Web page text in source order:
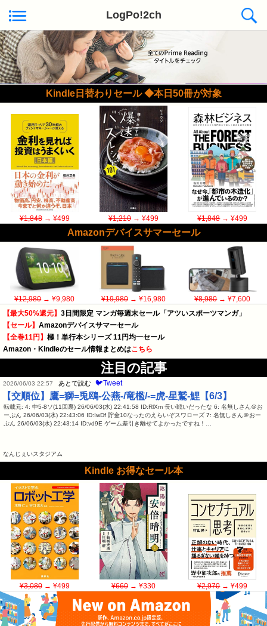
LogPo!2ch
Kindle日替わりセール ◆本日50冊が対象
¥1,848→ ¥499 ¥1,210→ ¥499 ¥1,848→ ¥499
Amazonデバイスサマーセール
¥12,980→ ¥9,980 ¥19,980→ ¥16,980 ¥8,980→ ¥7,600
【最大50%還元】 3日間限定 マンガ毎週末セール「アツいスポーツマンガ」
【セール】 Amazonデバイスサマーセール
【全巻11円】 極！単行本シリーズ 11円均一セール
Amazon・Kindleのセール情報まとめはこちら
注目の記事
2026/06/03 22:57 あとで読む 🐦Tweet
【交順位】鷹=獅=兎鴎-公燕-/竜檻/-=虎-星鷲-鯉【6/3】
転載元: 4: 中5-8ソ(11回裏) 26/06/03(水) 22:41:58 ID:RlXm 長い戦いだったな 6: 名無しさん＠お
ーぷん 26/06/03(水) 22:43:06 ID:IwDf 貯金10なったのえらいぞスワローズ 7: 名無しさん＠おー
ぷん 26/06/03(水) 22:43:14 ID:vd9E ゲーム差引き離せてよかったですね！…
なんじぇいスタジアム
Kindle お得なセール本
¥3,080→ ¥499 ¥660→ ¥330 ¥2,970→ ¥499